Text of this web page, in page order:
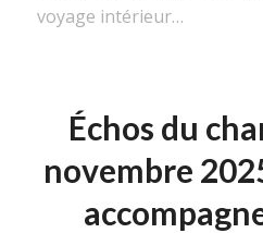
voyage intérieur…
Échos du
novembre